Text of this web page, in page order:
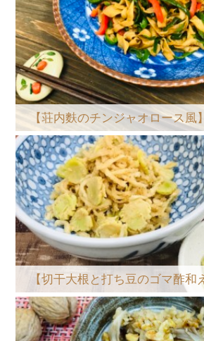
【荘内麩のチンジャオロース風】
【切干大根と打ち豆のゴマ酢和